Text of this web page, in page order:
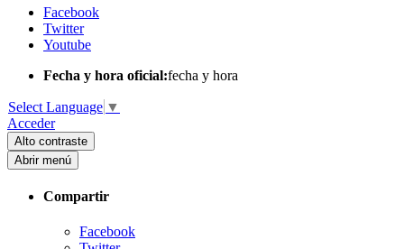
Facebook
Twitter
Youtube
Fecha y hora oficial:fecha y hora
Select Language ▼
Acceder
Alto contraste
Abrir menú
Compartir
Facebook